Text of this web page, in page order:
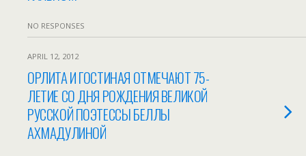
NO RESPONSES
APRIL 12, 2012
ОРЛИТА И ГОСТИНАЯ ОТМЕЧАЮТ 75-
ЛЕТИЕ СО ДНЯ РОЖДЕНИЯ ВЕЛИКОЙ
РУССКОЙ ПОЭТЕССЫ БЕЛЛЫ
АХМАДУЛИНОЙ